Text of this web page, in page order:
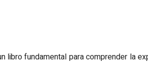
libro fundamental para comprender la